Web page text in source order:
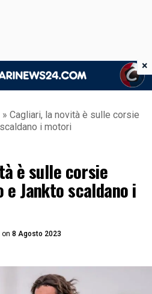
» Cagliari, la novità è sulle corsie
i motori
è sulle corsie
Jankto scaldano i
on 8 Agosto 2023
×